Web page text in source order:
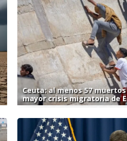
Ceuta: al menos 57
mayor crisis migratoria de